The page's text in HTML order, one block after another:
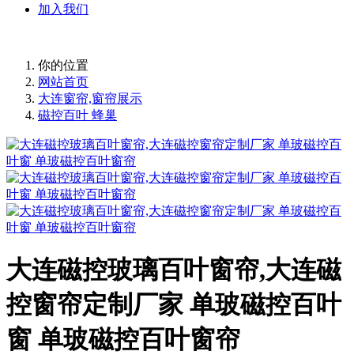
加入我们
你的位置
网站首页
大连窗帘,窗帘展示
磁控百叶 蜂巢
大连磁控玻璃百叶窗帘,大连磁
控窗帘定制厂家 单玻磁控百叶
窗 单玻磁控百叶窗帘